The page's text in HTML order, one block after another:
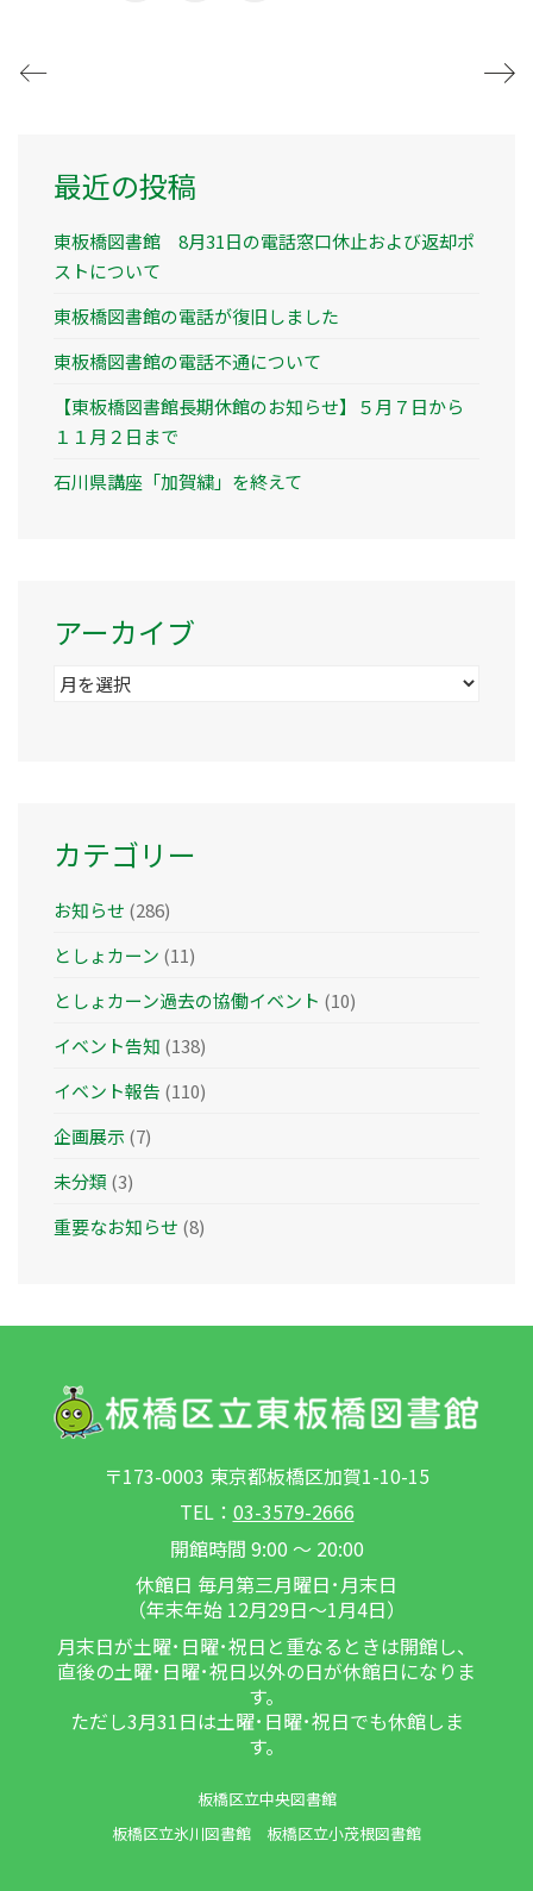
最近の投稿
東板橋図書館 8月31日の電話窓口休止および返却ポ
ストについて
東板橋図書館の電話が復旧しました
東板橋図書館の電話不通について
【東板橋図書館長期休館のお知らせ】５月７日から
１１月２日まで
石川県講座「加賀繍」を終えて
アーカイブ
ア
カテゴリー
お知らせ (286)
としょカーン (11)
としょカーン過去の協働イベント (10)
イベント告知 (138)
イベント報告 (110)
企画展示(7)
未分類 (3)
重要なお知らせ (8)
〒173-0003 東京都板橋区加賀1-10-15
TEL： 03-3579-2666
開館時間 9:00 ～ 20:00
休館日 毎月第三月曜日･月末日
（年末年始 12月29日～1月4日）
月末日が土曜･日曜･祝日と重なるときは開館し、
直後の土曜･日曜･祝日以外の日が休館日になりま
す。
ただし3月31日は土曜･日曜･祝日でも休館しま
す。
板橋区立中央図書館
板橋区立氷川図書館
板橋区立小茂根図書館